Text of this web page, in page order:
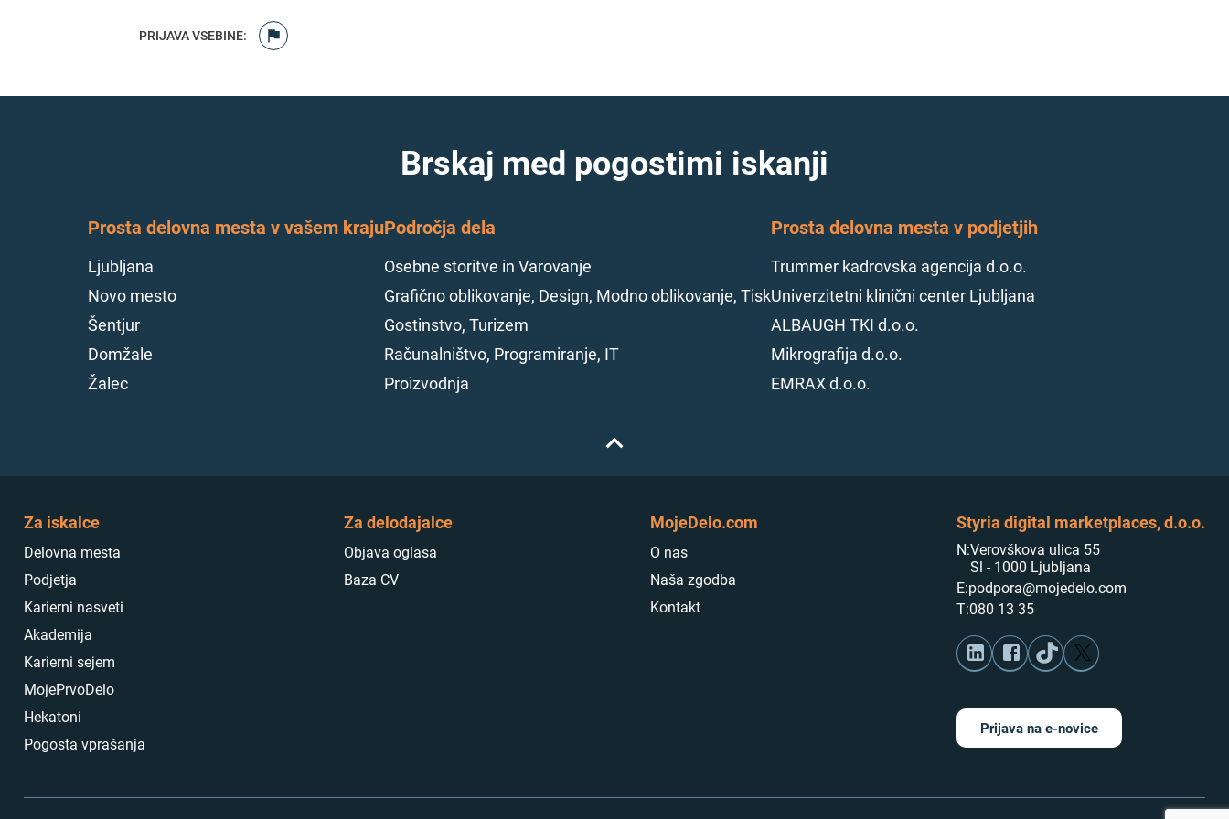
PRIJAVA VSEBINE:
Brskaj med pogostimi iskanji
Prosta delovna mesta v vašem kraju
Ljubljana
Novo mesto
Šentjur
Domžale
Žalec
Področja dela
Osebne storitve in Varovanje
Grafično oblikovanje, Design, Modno oblikovanje, Tisk
Gostinstvo, Turizem
Računalništvo, Programiranje, IT
Proizvodnja
Prosta delovna mesta v podjetjih
Trummer kadrovska agencija d.o.o.
Univerzitetni klinični center Ljubljana
ALBAUGH TKI d.o.o.
Mikrografija d.o.o.
EMRAX d.o.o.
Za iskalce
Delovna mesta
Podjetja
Karierni nasveti
Akademija
Karierni sejem
MojePrvoDelo
Hekatoni
Pogosta vprašanja
Za delodajalce
Objava oglasa
Baza CV
MojeDelo.com
O nas
Naša zgodba
Kontakt
Styria digital marketplaces, d.o.o.
N:Verovškova ulica 55
Sl - 1000 Ljubljana
E:podpora@mojedelo.com
T:080 13 35
Prijava na e-novice